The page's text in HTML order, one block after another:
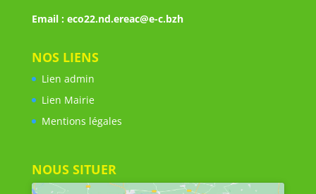
Email : eco22.nd.ereac@e-c.bzh
NOS LIENS
Lien admin
Lien Mairie
Mentions légales
NOUS SITUER